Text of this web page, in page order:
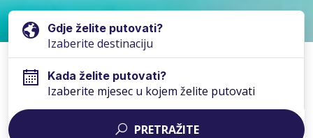
Gdje želite putovati?
Kada želite putovati?
Izaberite mjesec u kojem želite putovati
PRETRAŽITE